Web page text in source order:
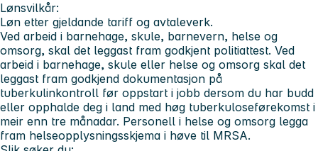
Lønsvilkår:
Løn etter gjeldande tariff og avtaleverk.
Ved arbeid i barnehage, skule, barnevern, helse og
omsorg, skal det leggast fram godkjent politiattest. Ved
arbeid i barnehage, skule eller helse og omsorg skal det
leggast fram godkjend dokumentasjon på
tuberkulinkontroll før oppstart i jobb dersom du har budd
eller opphalde deg i land med høg tuberkuloseførekomst i
meir enn tre månadar. Personell i helse og omsorg legga
fram helseopplysningsskjema i høve til MRSA.